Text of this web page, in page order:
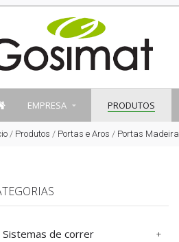
EMPRESA PRODUTOS
/ Produtos / Portas e Aros / Portas Madeira
Sistemas de correr